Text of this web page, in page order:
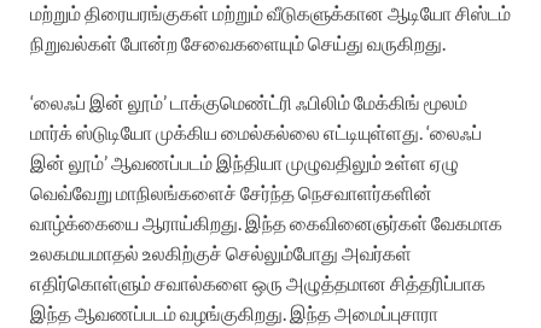
மற்றும் திரையரங்குகள் மற்றும் வீடுகளுக்கான ஆடியோ சிஸ்டம்
நிறுவல்கள் போன்ற சேவைகளையும் செய்து வருகிறது.
‘லைஃப் இன் லூம்’ டாக்குமெண்ட்ரி ஃபிலிம் மேக்கிங் மூலம்
மார்க் ஸ்டுடியோ முக்கிய மைல்கல்லை எட்டியுள்ளது. ‘லைஃப்
இன் லூம்’ ஆவணப்படம் இந்தியா முழுவதிலும் உள்ள ஏழு
வெவ்வேறு மாநிலங்களைச் சேர்ந்த நெசவாளர்களின்
வாழ்க்கையை ஆராய்கிறது. இந்த கைவினைஞர்கள் வேகமாக
உலகமயமாதல் உலகிற்குச் செல்லும்போது அவர்கள்
எதிர்கொள்ளும் சவால்களை ஒரு அழுத்தமான சித்தரிப்பாக
இந்த ஆவணப்படம் வழங்குகிறது. இந்த அமைப்புசாரா